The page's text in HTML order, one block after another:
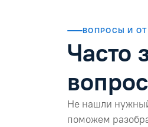
ВОПРОСЫ И
Часто
Не нашли
поможем